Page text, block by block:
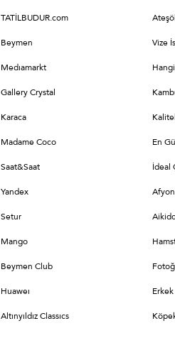
TATİLBUDUR.com
Beymen
Medıamarkt
Gallery Crystal
Karaca
Madame Coco
Saat&Saat
Yandex
Setur
Mango
Beymen Club
Huaweı
Altınyıldız Classıcs
Vize
En
İdeal